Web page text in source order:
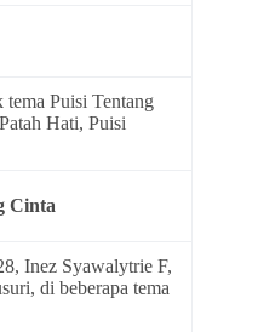
tema Puisi Tentang
Hati, Puisi
Cinta
Inez Syawalytrie F,
di beberapa tema